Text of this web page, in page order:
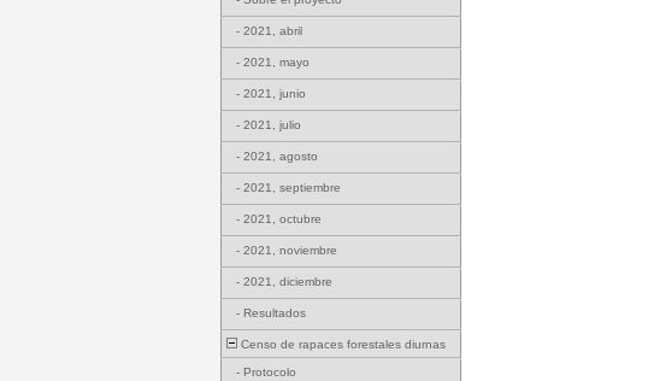
- 2021, abril
- 2021, mayo
- 2021, junio
- 2021, julio
- 2021, agosto
- 2021, septiembre
- 2021, octubre
- 2021, noviembre
- 2021, diciembre
- Resultados
Censo de rapaces forestales diurnas
- Protocolo